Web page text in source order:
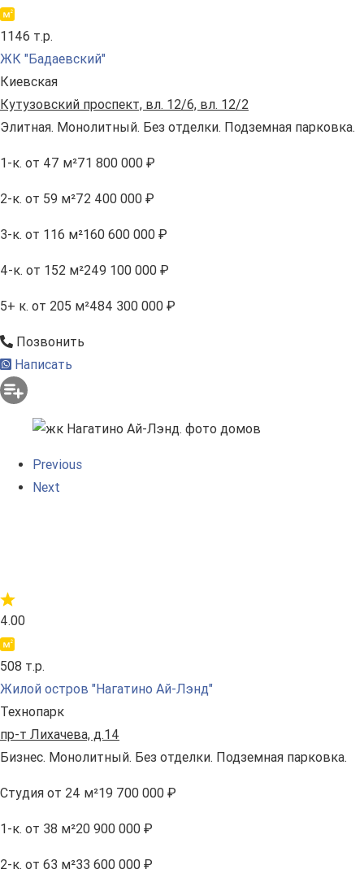
1146 т.р.
ЖК "Бадаевский"
Киевская
Кутузовский проспект, вл. 12/6, вл. 12/2
Элитная. Монолитный. Без отделки. Подземная парковка.
1-к. от 47 м²71 800 000 ₽
2-к. от 59 м²72 400 000 ₽
3-к. от 116 м²160 600 000 ₽
4-к. от 152 м²249 100 000 ₽
5+ к. от 205 м²484 300 000 ₽
Позвонить
Написать
Previous
Next
4.00
508 т.р.
Жилой остров "Нагатино Ай-Лэнд"
Технопарк
пр-т Лихачева, д.14
Бизнес. Монолитный. Без отделки. Подземная парковка.
Студия от 24 м²19 700 000 ₽
1-к. от 38 м²20 900 000 ₽
2-к. от 63 м²33 600 000 ₽